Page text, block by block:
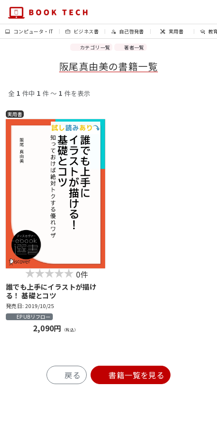
コンピュータ・IT ビジネス書 自己啓発書 実用書 教
カテゴリ一覧 著者一覧
阪尾真由美の書籍一覧
全 1 件中 1 件 〜 1 件を表示
実用書
0件
誰でも上手にイラストが描け
る！ 基礎とコツ
発売日: 2019/10/25
EPUBリフロー
2,090円 （税込）
戻る 書籍一覧を見る